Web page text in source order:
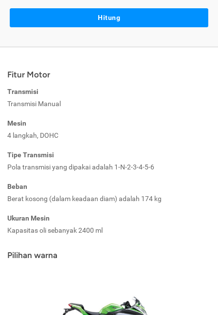
Hitung
Fitur Motor
Transmisi
Transmisi Manual
Mesin
4 langkah, DOHC
Tipe Transmisi
Pola transmisi yang dipakai adalah 1-N-2-3-4-5-6
Beban
Berat kosong (dalam keadaan diam) adalah 174 kg
Ukuran Mesin
Kapasitas oli sebanyak 2400 ml
Pilihan warna